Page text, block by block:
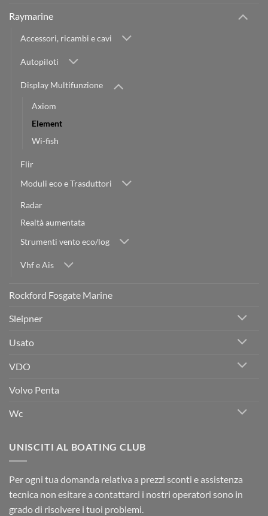
Raymarine
Accessori, ricambi e cavi
Autopiloti
Display Multifunzione
Axiom
Element
Wi-fish
Flir
Moduli eco e Trasduttori
Radar
Realtà aumentata
Strumenti vento eco/log
Vhf e Ais
Rockford Fosgate Marine
Sleipner
Usato
VDO
Volvo Penta
Wc
UNISCITI AL BOATING CLUB
Per ogni tua domanda relativa a prezzi sconti e assistenza
tecnica non esitare a contattarci i nostri operatori sono in
grado di risolvere i tuoi problemi.